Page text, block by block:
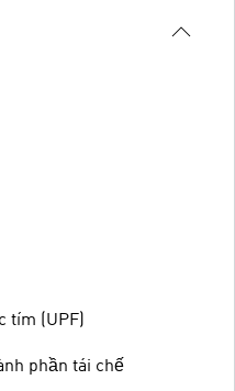
tím (UPF)
phần tái chế